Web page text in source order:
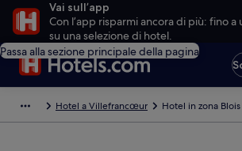
Vai sull’app
Con l’app risparmi ancora di più: fino a
su una selezione di hotel.
Passa alla sezione principale della pagina
Hotel a Villefrancœur Hotel in zona Blois